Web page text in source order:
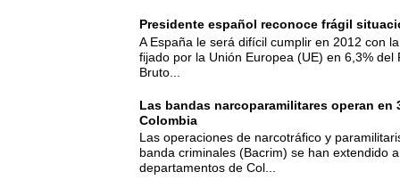
Presidente español reconoce frágil
A España le será difícil cumplir en 2012 con
fijado por la Unión Europea (UE) en 6,3% del
Bruto...
Las bandas narcoparamilitares operan en
Colombia
Las operaciones de narcotráfico y
banda criminales (Bacrim) se han extendido
departamentos de Col...